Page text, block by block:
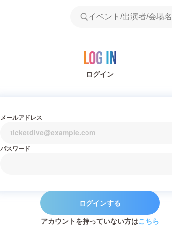
Log in
ログイン
メールアドレス
パスワード
ログインする
アカウントを持っていない方はこちら